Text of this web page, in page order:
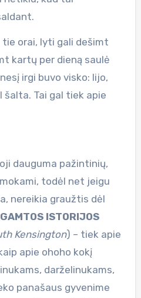
tie orai, lyti gali dešimt
kartų per dieną saulė
irgi buvo visko: lijo,
šalta. Tai gal tiek apie
dauguma pažintinių,
todėl net jeigu
nereikia graužtis dėl
GAMTOS ISTORIJOS
Kensington) – tiek apie
apie ohoho kokį
darželinukams,
panašaus gyvenime